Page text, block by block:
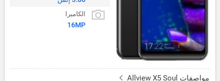
الكاميرا
16MP
مواصفات Allview X5 Soul